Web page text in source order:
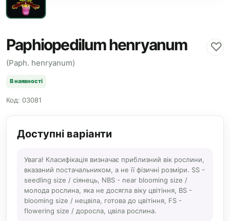
Paphiopedilum henryanum ♡
(Paph. henryanum)
В наявності
Код: 03081
Доступні варіанти
Увага! Класифікація визначає приблизний вік рослини,
вказаний постачальником, а не її фізичні розміри. SS -
seedling size / сіянець, NBS - near blooming size /
молода рослина, яка не досягла віку цвітіння, BS -
blooming size / нецвіла, готова до цвітіння, FS -
flowering size / доросла, цвіла рослина.